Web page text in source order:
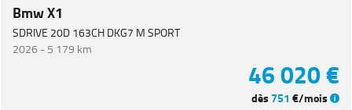
Bmw X1
SDRIVE 20D 163CH DKG7 M SPORT
2026 -5 179 km
46 020 €
dès 751 €/mois